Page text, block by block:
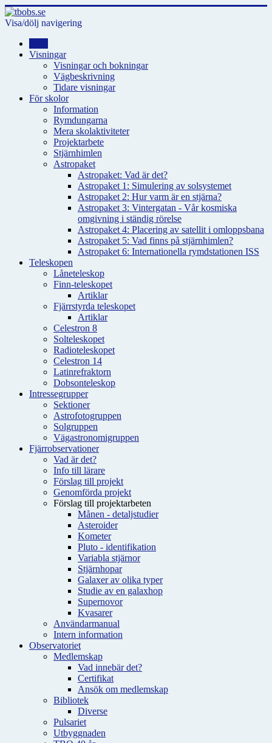
Visa/dölj navigering
Visningar
Visningar och bokningar
Vägbeskrivning
Tidare visningar
För skolor
Information
Rymdungarna
Mera skolaktiviteter
Projektarbete
Stjärnhimlen
Astropaket
Astropaket: Vad är det?
Astropaket 1: Simulering av solsystemet
Astropaket 2: Hur varm är en stjärna?
Astropaket 3: Vintergatan - Vår kosmiska
omgivning i ständig rörelse
Astropaket 4: Placering av satellit i omloppsbana
Astropaket 5: Vad finns på stjärnhimlen?
Astropaket 6: Internationella rymdstationen ISS
Teleskopen
Låneteleskop
Finn-teleskopet
Artiklar
Fjärrstyrda teleskopet
Artiklar
Celestron 8
Solteleskopet
Radioteleskopet
Celestron 14
Latinrefraktorn
Dobsonteleskop
Intressegrupper
Sektioner
Astrofotogruppen
Solgruppen
Vägastronomigruppen
Fjärrobservationer
Vad är det?
Info till lärare
Förslag till projekt
Genomförda projekt
Förslag till projektarbeten
Månen - detaljstudier
Asteroider
Kometer
Pluto - identifikation
Variabla stjärnor
Stjärnhopar
Galaxer av olika typer
Studie av en galaxhop
Supernovor
Kvasarer
Användarmanual
Intern information
Observatoriet
Medlemskap
Vad innebär det?
Certifikat
Ansök om medlemskap
Bibliotek
Diverse
Pulsariet
Utbyggnaden